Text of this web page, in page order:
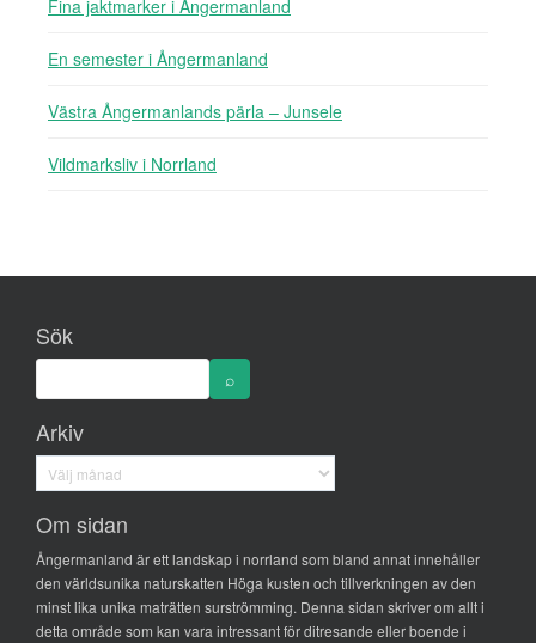
Fina jaktmarker i Ångermanland
En semester i Ångermanland
Västra Ångermanlands pärla – Junsele
Vildmarksliv i Norrland
Sök
Arkiv
Arkiv
Om sidan
Ångermanland är ett landskap i norrland som bland annat innehåller
den världsunika naturskatten Höga kusten och tillverkningen av den
minst lika unika maträtten surströmming. Denna sidan skriver om allt i
detta område som kan vara intressant för ditresande eller boende i